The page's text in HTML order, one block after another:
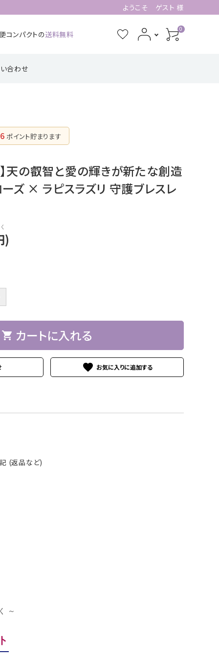
ようこそ ゲスト 様
コンパクトの送料無料
0
7月誕生石
合わせ
ポイント貯まります
天の叡智と愛の輝きが新たな創造
ーズ × ラピスラズリ 守護ブレスレ
)
shopping_cart カートに入れる
favorite
(返品など)
～